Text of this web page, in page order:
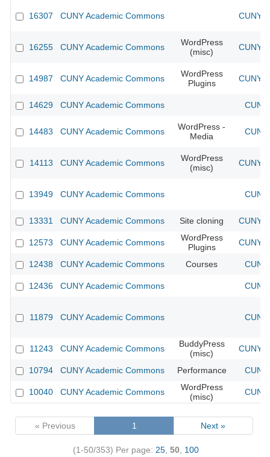
16307 CUNY Academic Commons CUNY
16255 CUNY Academic Commons
WordPress
(misc)
CUNY
14987 CUNY Academic Commons
WordPress
Plugins
CUNY
14629 CUNY Academic Commons
14483 CUNY Academic Commons
WordPress -
Media
14113 CUNY Academic Commons
WordPress
(misc)
CUNY
13949 CUNY Academic Commons
13331 CUNY Academic Commons Site cloning CUNY
12573 CUNY Academic Commons
WordPress
Plugins
CUNY
12438 CUNY Academic Commons Courses
12436 CUNY Academic Commons
11879 CUNY Academic Commons
11243 CUNY Academic Commons
BuddyPress
(misc)
CUNY
10794 CUNY Academic Commons Performance
10040 CUNY Academic Commons
WordPress
(misc)
« Previous 1 Next »
(1-50/353) Per page: 25 50 100